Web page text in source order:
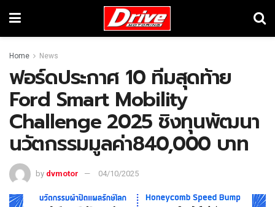
Home News
ฟอร์ดประกาศ 10 ทีมสุดท้าย
Ford Smart Mobility
Challenge 2025 ชิงทุนพัฒนา
นวัตกรรมมูลค่า840,000 บาท
by dvmotor 04/10/2025